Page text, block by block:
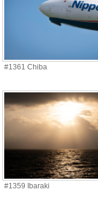
#1361 Chiba
#1359 Ibaraki